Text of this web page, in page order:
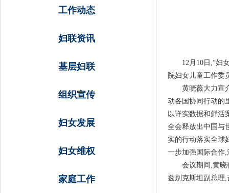
工作动态
妇联资讯
基层妇联
组织宣传
妇女发展
妇女维权
家庭工作
12月10日,“妇
院妇女儿童工作委
黄晓薇大力宣
动各国协同行动的
以详实数据和鲜活
全会释放出中国与
实的行动落实全球
一步加强国际合作
会议期间,黄晓
兹别克斯坦副总理